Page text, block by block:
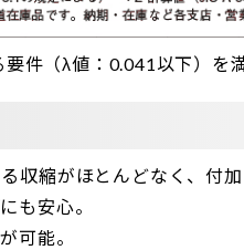
件（λ値：0.041以下）
収縮がほとんどなく、付
も安⼼。
可能。